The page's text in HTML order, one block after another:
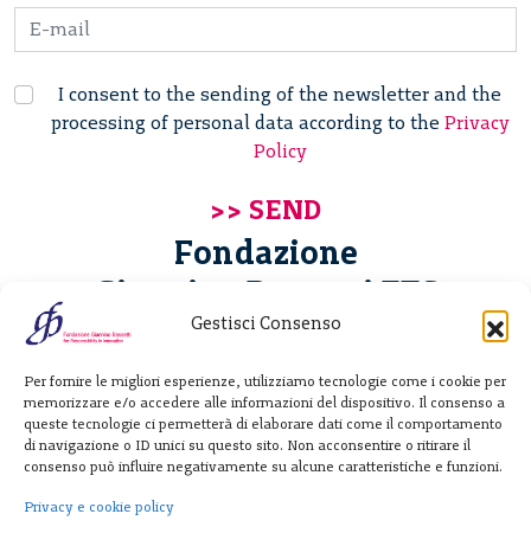
Gestisci Consenso
Per fornire le migliori esperienze, utilizziamo tecnologie come i cookie per
memorizzare e/o accedere alle informazioni del dispositivo. Il consenso a
queste tecnologie ci permetterà di elaborare dati come il comportamento
di navigazione o ID unici su questo sito. Non acconsentire o ritirare il
consenso può influire negativamente su alcune caratteristiche e funzioni.
Privacy e cookie policy
I consent to the sending of the newsletter and the
processing of personal data according to the Privacy
Policy
Fondazione
Giannino Bassetti ETS
20122 Milano - Italia
T. +39 02 781933
F. + 39 02 76392030
info@fondazionebassetti.org